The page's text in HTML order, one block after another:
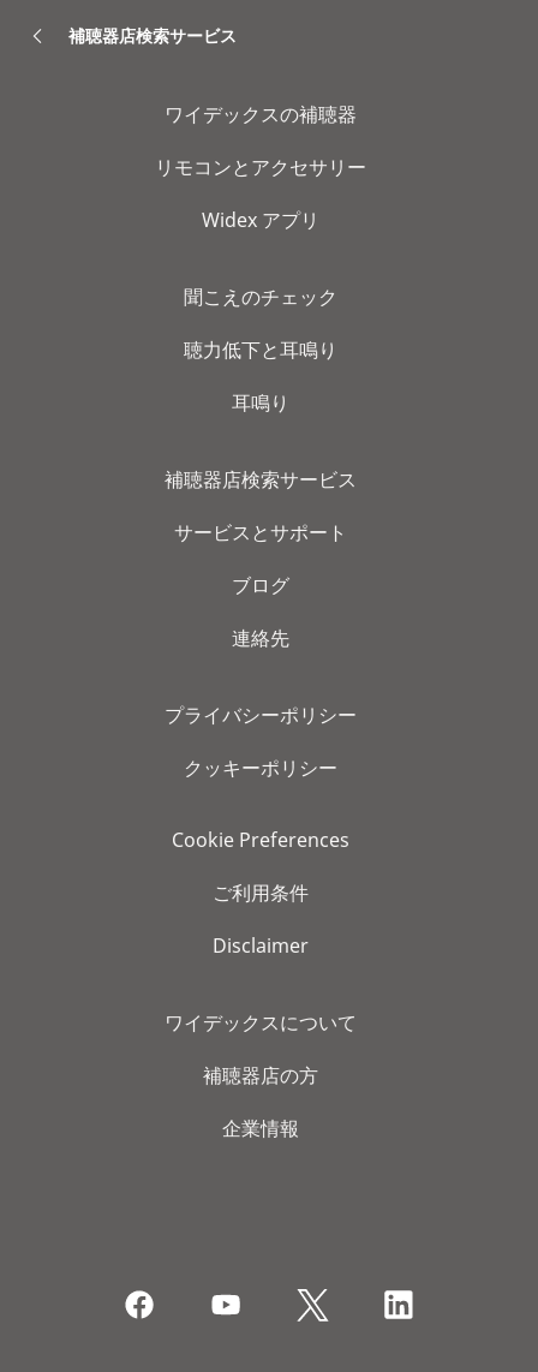
補聴器店検索サービス
ワイデックスの補聴器
リモコンとアクセサリー
Widex アプリ
聞こえのチェック
聴力低下と耳鳴り
耳鳴り
補聴器店検索サービス
サービスとサポート
ブログ
連絡先
プライバシーポリシー
クッキーポリシー
Cookie Preferences
ご利用条件
Disclaimer
ワイデックスについて
補聴器店の方
企業情報